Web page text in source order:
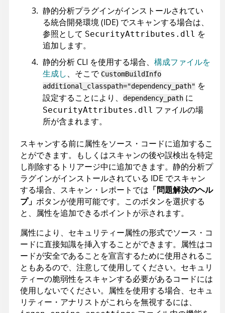
静的分析プラグインがインストールされてい
る統合開発環境 (IDE) でスキャンする場合は、
参照として SecurityAttributes.dll を
追加します。
静的分析 CLI を使用する場合、 構成ファイルを
生成し、そこで CustomBuildInfo
additional_classpath="dependency_path" を
設定することにより、
dependency_path に
SecurityAttributes.dll ファイルの場
所が含まれます。
スキャンする前に属性をソース・コードに追加するこ
とができます。もしくはスキャンの後や誤検出を特定
し削除するトリアージ中に追加できます。静的分析プ
ラグインがインストールされている IDE でスキャン
する場合、スキャン・レポートでは 「問題解決のヘル
プ」 ボタンが使用可能です。このボタンを選択する
と、属性を追加できるポイントが示されます。
属性により、セキュリティー属性の形式でソース・コ
ードに直接知識を挿入することができます。属性はコ
ードが安全であることを宣言するために使用されるこ
ともあるので、注意して使用してください。セキュリ
ティーの脆弱性をスキャンする必要があるコードには
使用しないでください。属性を使用する場合、セキュ
リティー・アナリストがこれらを無視するには、